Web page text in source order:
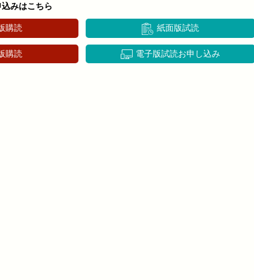
みはこちら
購読 紙面版試読
購読 電子版試読お申し込み